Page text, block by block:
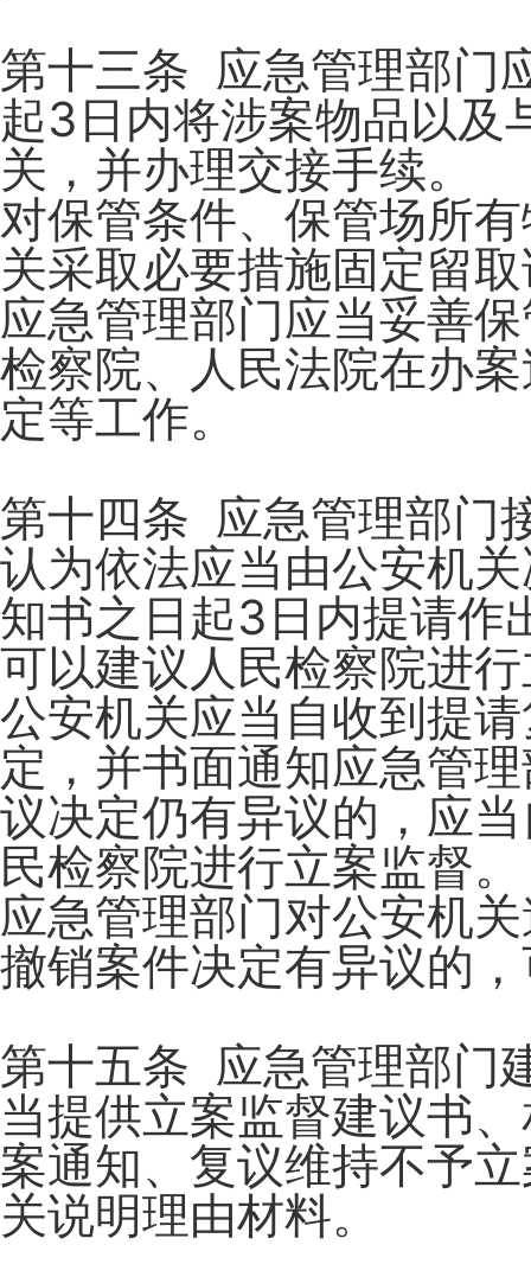
第十三条 应急管理部门
起3日内将涉案物品以及
关，并办理交接手续。
对保管条件、保管场所
关采取必要措施固定留
应急管理部门应当妥善
检察院、人民法院在办
定等工作。
第十四条 应急管理部门
认为依法应当由公安机
知书之日起3日内提请作
可以建议人民检察院进
公安机关应当自收到提
定，并书面通知应急管
议决定仍有异议的，应
民检察院进行立案监督。
应急管理部门对公安机
撤销案件决定有异议的
第十五条 应急管理部门
当提供立案监督建议书
案通知、复议维持不予
关说明理由材料。